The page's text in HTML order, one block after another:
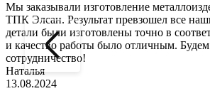
Мы заказывали изготовление
ТПК Элсан. Результат превзошел все
детали были изготовлены точно в
и качество работы было отличным.
сотрудничество!
Наталья
13.08.2024